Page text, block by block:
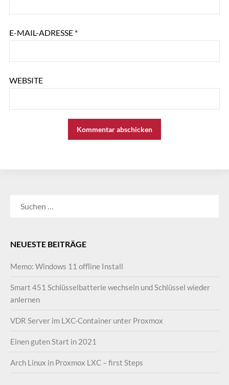
E-MAIL-ADRESSE *
WEBSITE
NEUESTE BEITRÄGE
Memo: Windows 11 offline Install
Smart 451 Schlüsselbatterie wechseln und Schlüssel wieder
anlernen
VDR Server im LXC-Container unter Proxmox
Einen guten Start in 2021
Arch Linux in Proxmox LXC – first Steps